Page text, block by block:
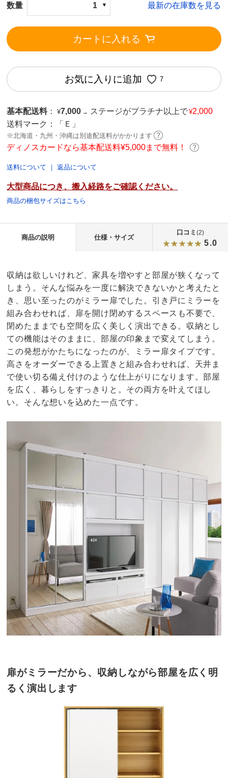
数量 1 最新の在庫数を見る
カートに入れる
お気に入りに追加 7
基本配送料 ： ¥7,000 → ステージがプラチナ以上で¥2,000
送料マーク：
「Ｅ」
※北海道・九州・沖縄は別途配送料がかかります
ディノスカードなら基本配送料¥5,000まで無料！
送料について ｜返品について
大型商品につき、搬入経路をご確認ください。
商品の梱包サイズはこちら
商品の説明 仕様・サイズ
口コミ (2)
5.0
収納は欲しいけれど、家具を増やすと部屋が狭くなって
しまう。そんな悩みを一度に解決できないかと考えたと
き、思い至ったのがミラー扉でした。引き戸にミラーを
組み合わせれば、扉を開け閉めするスペースも不要で、
閉めたままでも空間を広く美しく演出できる。収納とし
ての機能はそのままに、部屋の印象まで変えてしまう。
この発想がかたちになったのが、ミラー扉タイプです。
高さをオーダーできる上置きと組み合わせれば、天井ま
で使い切る備え付けのような仕上がりになります。部屋
を広く、暮らしをすっきりと。その両方を叶えてほし
い。そんな想いを込めた一点です。
扉がミラーだから、収納しながら部屋を広く明
るく演出します